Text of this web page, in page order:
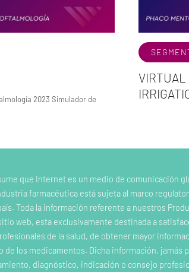
2023 Simulador de
VIRTUAL
que Internet es un medio de comunicación
farmacéutica está sujeta al marco
Toda la información referente a nuestros
web, esta exclusivamente destinada a
de la salud, de obtener mayor
de los medicamentos. Dicha información, jamás
diagnóstico, indicación o consejo